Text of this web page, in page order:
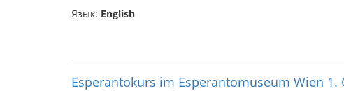
Язык: English
Esperantokurs im Esperantomuseum Wien 1.